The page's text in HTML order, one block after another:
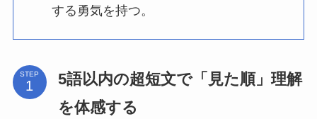
する勇気を持つ。
STEP
5語以内の超短文で「見た順」理解
を体感する